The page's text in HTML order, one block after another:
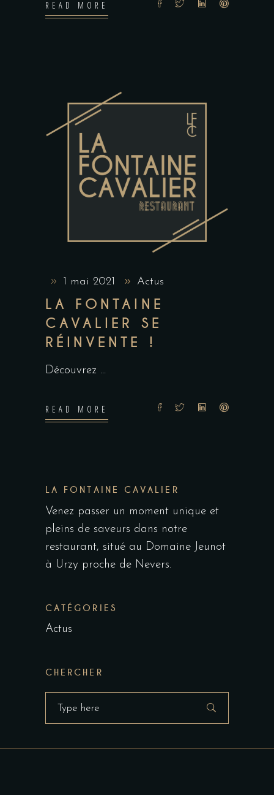
READ MORE
1 mai 2021 Actus
LA FONTAINE
CAVALIER SE
RÉINVENTE !
Découvrez
READ MORE
LA FONTAINE CAVALIER
Venez passer un moment unique et
pleins de saveurs dans notre
restaurant, situé au Domaine Jeunot
à Urzy proche de Nevers.
CATÉGORIES
Actus
CHERCHER
Search